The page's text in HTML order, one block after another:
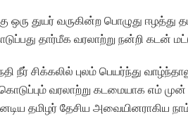
ஒரு துயர் வருகின்ற பொழுது ஈழத்து
தார்மீக வரலாற்று நன்றி கடன்
நீர் சிக்கலில் புலம் பெயர்ந்து
வரலாற்று கடமையாக எம்
தமிழர் தேசிய அவையினராகிய